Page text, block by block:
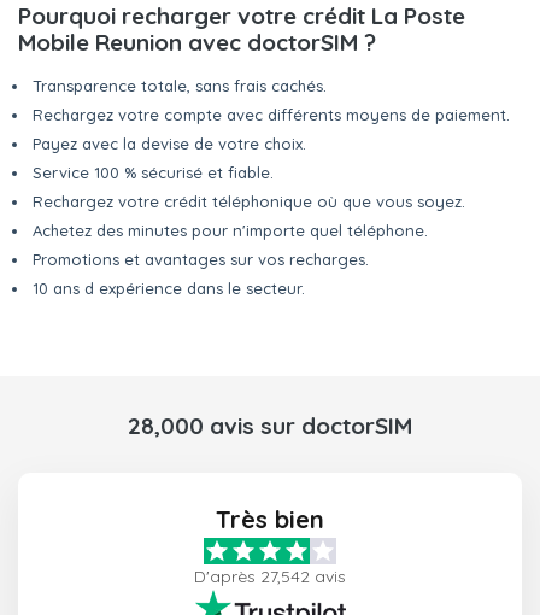
Pourquoi recharger votre crédit La Poste
Mobile Reunion avec doctorSIM ?
Transparence totale, sans frais cachés.
Rechargez votre compte avec différents moyens de paiement.
Payez avec la devise de votre choix.
Service 100 % sécurisé et fiable.
Rechargez votre crédit téléphonique où que vous soyez.
Achetez des minutes pour n'importe quel téléphone.
Promotions et avantages sur vos recharges.
10 ans d expérience dans le secteur.
28,000 avis sur doctorSIM
Très bien
D'après 27,542 avis